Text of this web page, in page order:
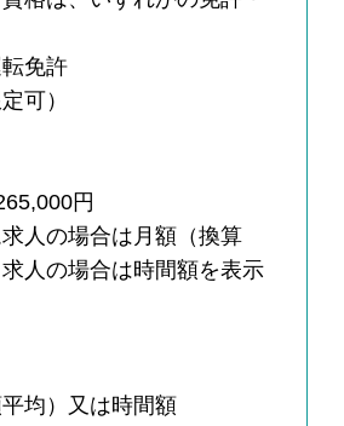
免許
可）
円
人の場合は月額（換算
人の場合は時間額を表示
均）又は時間額